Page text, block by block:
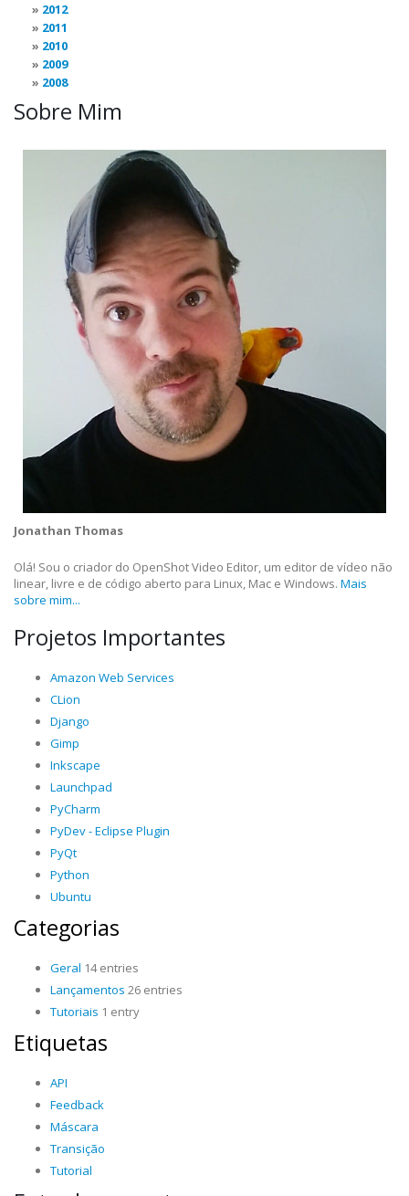
2012
2011
2010
2009
2008
Sobre Mim
Jonathan Thomas
Olá! Sou o criador do OpenShot Video Editor, um editor de vídeo não
linear, livre e de código aberto para Linux, Mac e Windows. Mais
sobre mim...
Projetos Importantes
Amazon Web Services
CLion
Django
Gimp
Inkscape
Launchpad
PyCharm
PyDev - Eclipse Plugin
PyQt
Python
Ubuntu
Categorias
Geral 14 entries
Lançamentos 26 entries
Tutoriais 1 entry
Etiquetas
API
Feedback
Máscara
Transição
Tutorial